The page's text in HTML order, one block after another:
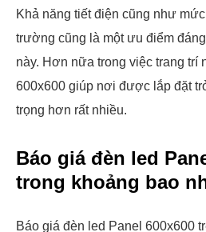
Khả năng tiết điện cũng như
trường cũng là một ưu điểm
này. Hơn nữa trong việc trang trí
600x600 giúp nơi được lắp đặt
trọng hơn rất nhiều.
Báo giá đèn led
trong khoảng bao
Báo giá đèn led Panel 600x600